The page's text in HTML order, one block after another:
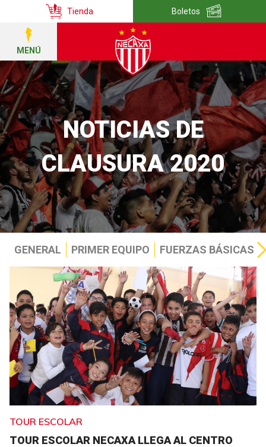
Tienda Boletos
MENÚ
NOTICIAS DE
CLAUSURA 2020
GENERAL PRIMER EQUIPO FUERZAS BÁSICAS
TOUR ESCOLAR
TOUR ESCOLAR NECAXA LLEGA AL CENTRO